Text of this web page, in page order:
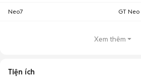
Neo7 GT Neo
Xem thêm
Tiện ích